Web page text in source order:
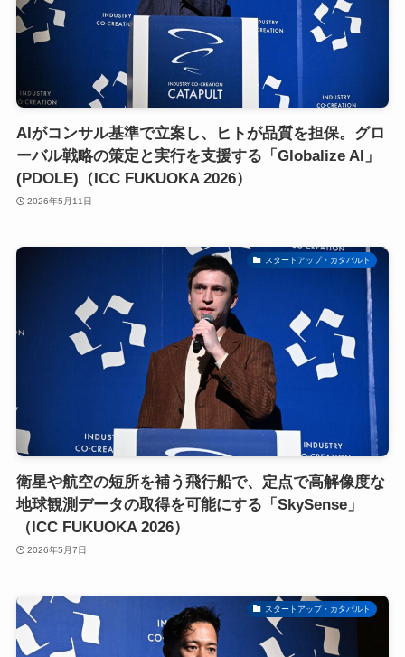
AIがコンサル基準で立案し、ヒトが品質を担保。グロ
ーバル戦略の策定と実行を支援する「Globalize AI」
(PDOLE)（ICC FUKUOKA 2026）
2026年5月11日
スタートアップ・カタパルト
衛星や航空の短所を補う飛行船で、定点で高解像度な
地球観測データの取得を可能にする「SkySense」
（ICC FUKUOKA 2026）
2026年5月7日
スタートアップ・カタパルト